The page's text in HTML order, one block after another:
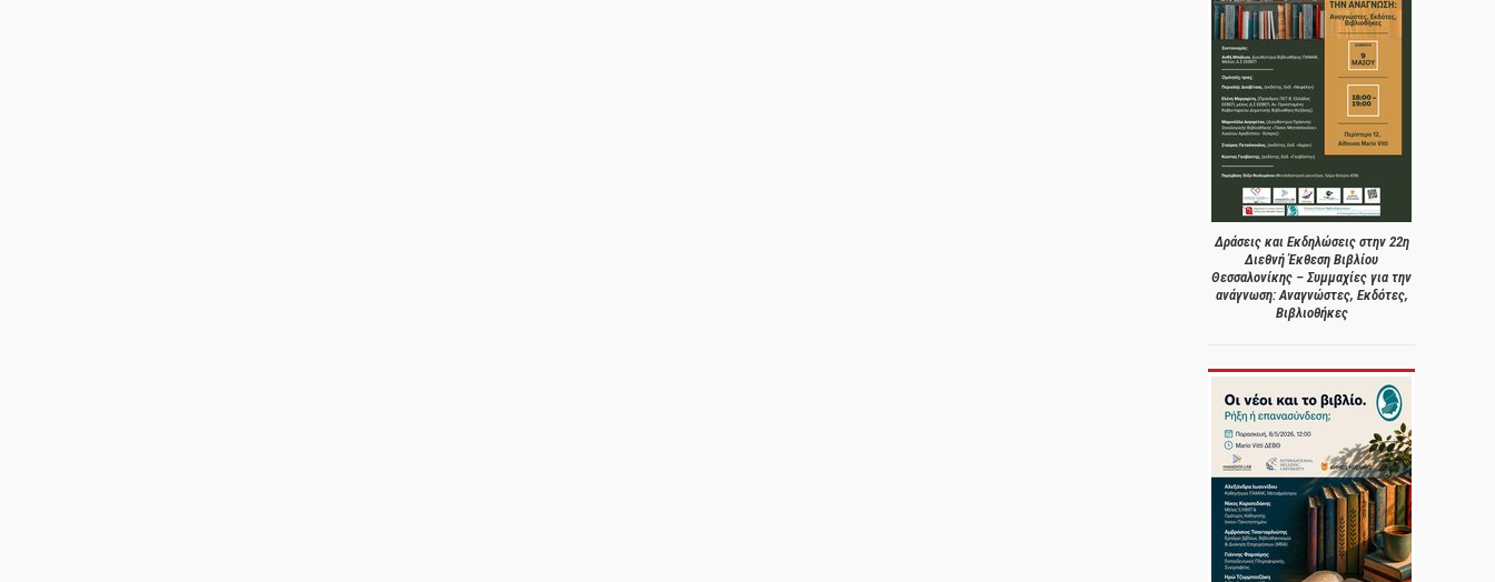
Δράσεις και Εκδηλώσεις στην 22η
Διεθνή Έκθεση Βιβλίου
Θεσσαλονίκης – Συμμαχίες για την
ανάγνωση: Αναγνώστες, Εκδότες,
Βιβλιοθήκες